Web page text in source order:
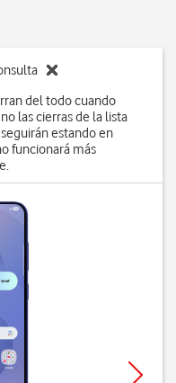
del todo cuando
las cierras de la lista
estando en
funcionará más